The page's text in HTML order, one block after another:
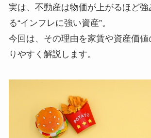
実は、不動産は物価が上がるほど強
る“インフレに強い資産”。
今回は、その理由を家賃や資産価
りやすく解説します。